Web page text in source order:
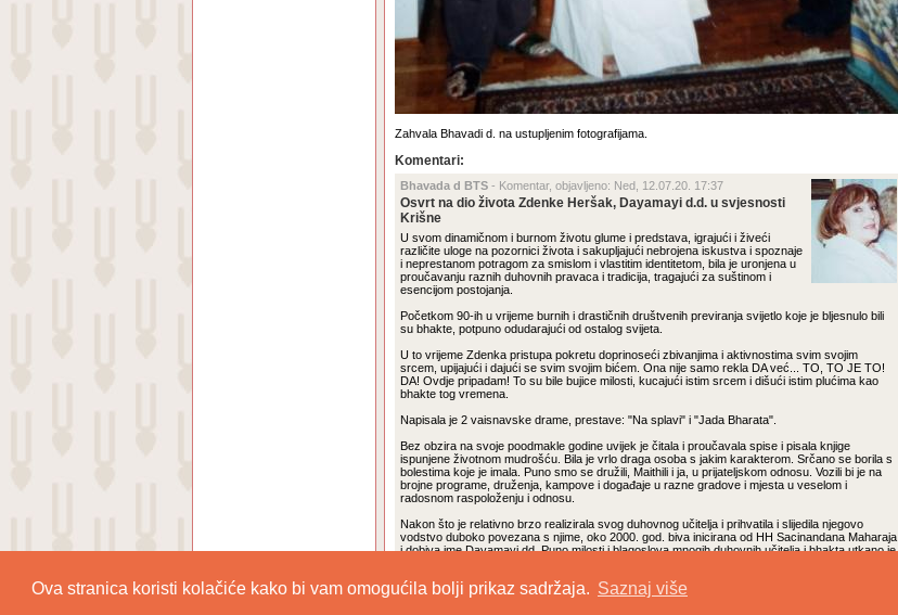
Ova stranica koristi kolačiće kako bi vam omogućila bolji prikaz sadržaja. Saznaj više
Zahvala Bhavadi d. na ustupljenim fotografijama.
Komentari:
Bhavada d BTS - Komentar, objavljeno: Ned, 12.07.20. 17:37
Osvrt na dio života Zdenke Heršak, Dayamayi d.d. u svjesnosti
Krišne
U svom dinamičnom i burnom životu glume i predstava, igrajući i živeći
različite uloge na pozornici života i sakupljajući nebrojena iskustva i spoznaje
i neprestanom potragom za smislom i vlastitim identitetom, bila je uronjena u
proučavanju raznih duhovnih pravaca i tradicija, tragajući za suštinom i
esencijom postojanja.
Početkom 90-ih u vrijeme burnih i drastičnih društvenih previranja svijetlo koje je bljesnulo bili
su bhakte, potpuno odudarajući od ostalog svijeta.
U to vrijeme Zdenka pristupa pokretu doprinoseći zbivanjima i aktivnostima svim svojim
srcem, upijajući i dajući se svim svojim bićem. Ona nije samo rekla DA već... TO, TO JE TO!
DA! Ovdje pripadam! To su bile bujice milosti, kucajući istim srcem i dišući istim plućima kao
bhakte tog vremena.
Napisala je 2 vaisnavske drame, prestave: "Na splavi" i "Jada Bharata".
Bez obzira na svoje poodmakle godine uvijek je čitala i proučavala spise i pisala knjige
ispunjene životnom mudrošću. Bila je vrlo draga osoba s jakim karakterom. Srčano se borila s
bolestima koje je imala. Puno smo se družili, Maithili i ja, u prijateljskom odnosu. Vozili bi je na
brojne programe, druženja, kampove i događaje u razne gradove i mjesta u veselom i
radosnom raspoloženju i odnosu.
Nakon što je relativno brzo realizirala svog duhovnog učitelja i prihvatila i slijedila njegovo
vodstvo duboko povezana s njime, oko 2000. god. biva inicirana od HH Sacinandana Maharaja
i dobiva ime Dayamayi dd. Puno milosti i blagoslova mnogih duhovnih učitelja i bhakta utkano je